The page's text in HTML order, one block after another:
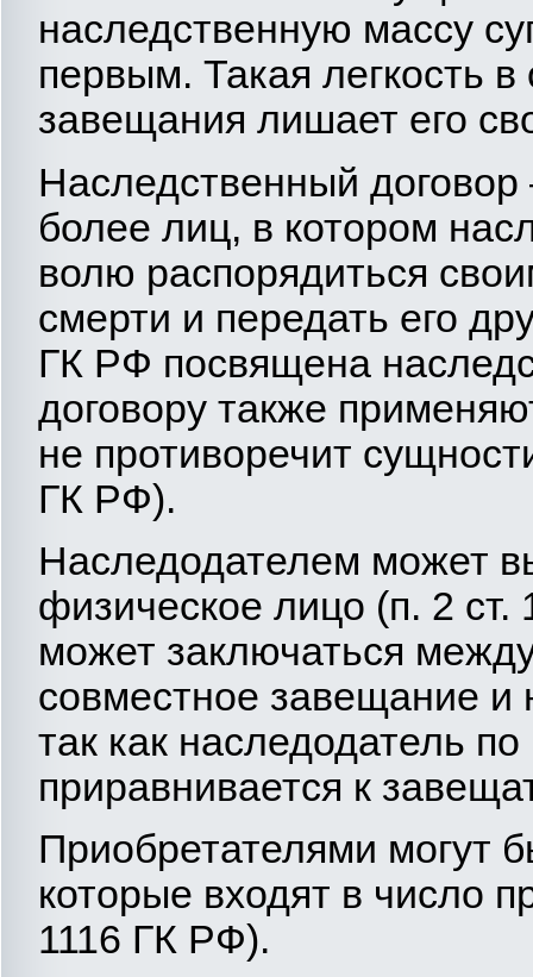
наследственную массу
первым. Такая легкость в
завещания лишает его
Наследственный
более лиц, в котором
волю распорядиться
смерти и передать его
ГК РФ посвящена
договору также
не противоречит
ГК РФ).
Наследодателем может
физическое лицо (п. 2
может заключаться
совместное завещание и
так как наследодатель
приравнивается к
Приобретателями могут
которые входят в число
1116 ГК РФ).